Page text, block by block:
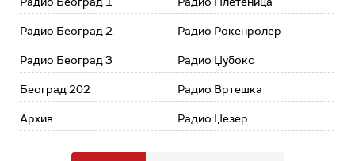
Радио Београд 2
Радио Београд 3
Београд 202
Архив
Радио Рокенролер
Радио Џубокс
Радио Вртешка
Радио Џезер